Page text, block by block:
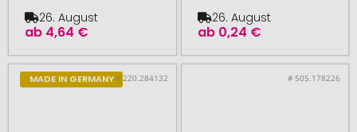
ab 4,64 €
26. August
ab 0,24 €
26. August
MADE IN GERMANY# 220.284132 # 505.178226